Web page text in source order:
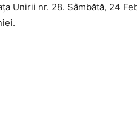
Unirii nr. 28. Sâmbătă, 24